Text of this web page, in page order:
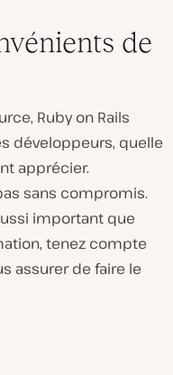
de
Ruby on Rails
développeurs, quelle
apprécier.
sans compromis.
important que
tenez compte
assurer de faire le